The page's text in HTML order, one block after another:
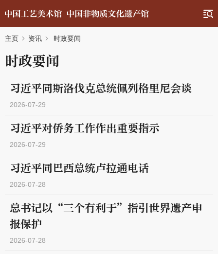
主页 资讯 时政要闻
时政要闻
习近平同斯洛伐克总统佩列格里尼会谈
2026-07-29
习近平对侨务工作作出重要指示
2026-07-29
习近平同巴西总统卢拉通电话
2026-07-28
总书记以“三个有利于”指引世界遗产申
报保护
2026-07-28